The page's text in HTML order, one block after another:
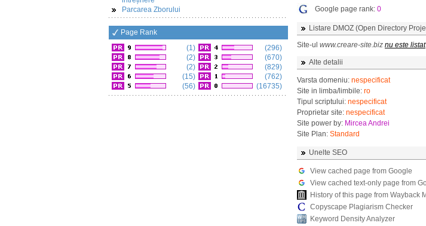
Parcarea Zborului
Page Rank
(1)
(2)
(2)
(15)
(56)
(296)
(670)
(829)
(762)
(16735)
Google page rank: 0
Listare DMOZ (Open Directory
Site-ul www.creare-site.biz nu este listat
Alte detalii
Varsta domeniu: nespecificat
Site in limba/limbile: ro
Tipul scriptului: nespecificat
Proprietar site: nespecificat
Site power by: Mircea Andrei
Site Plan: Standard
Unelte SEO
View cached page from Google
View cached text-only page from
History of this page from Wayback
Copyscape Plagiarism Checker
Keyword Density Analyzer